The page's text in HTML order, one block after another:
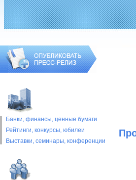
Банки, финансы, ценные бумаги
Рейтинги, конкурсы, юбилеи
Выставки, cеминары, конференции